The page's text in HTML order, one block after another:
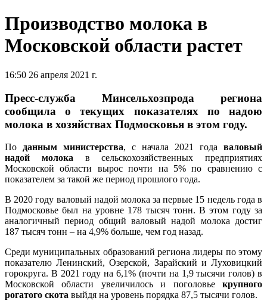
Производство молока в
Московской области растет
16:50 26 апреля 2021 г.
Пресс-служба Минсельхозпрода региона
сообщила о текущих показателях по надою
молока в хозяйствах Подмосковья в этом году.
По данным министерства, с начала 2021 года валовый
надой молока в сельскохозяйственных предприятиях
Московской области вырос почти на 5% по сравнению с
показателем за такой же период прошлого года.
В 2020 году валовый надой молока за первые 15 недель года в
Подмосковье был на уровне 178 тысяч тонн. В этом году за
аналогичный период общий валовый надой молока достиг
187 тысяч тонн – на 4,9% больше, чем год назад.
Среди муниципальных образований региона лидеры по этому
показателю Ленинский, Озерской, Зарайский и Луховицкий
горокруга. В 2021 году на 6,1% (почти на 1,9 тысячи голов) в
Московской области увеличилось и поголовье крупного
рогатого скота выйдя на уровень порядка 87,5 тысячи голов.